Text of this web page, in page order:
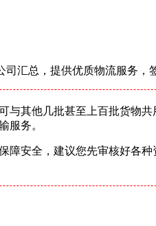
汇总，提供优质物流服务，
与其他几批甚至上百批货物
服务。
障安全，建议您先审核好各